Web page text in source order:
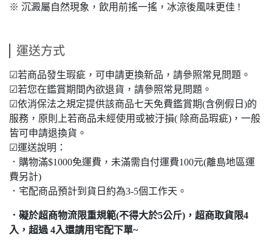
※ 沉澱屬自然現象，飲用前搖一搖，冰涼後風味更佳 !
運送方式
☑若商品發生瑕疵，可申請更換新品，請參照常見問題。
☑若您在鑑賞期間內欲退貨，請參照常見問題。
☑依消保法之規定提供該商品七天免費鑑賞期(含例假日)的
服務，原則上若商品未經使用或被汙損( 除商品瑕疵)，一般
皆可申請退換貨。
☑運送說明：
．購物滿$1000免運費，未滿需自付運費100元(離島地區運
費另計)
．宅配商品預計到貨日約為3-5個工作天。
．礙於超商物流限重規範(不得大於5公斤)，超商取貨限4
入，超過 4入還請用宅配下單~